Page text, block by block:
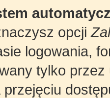
opcji
logowania,
tylko
przejęciu